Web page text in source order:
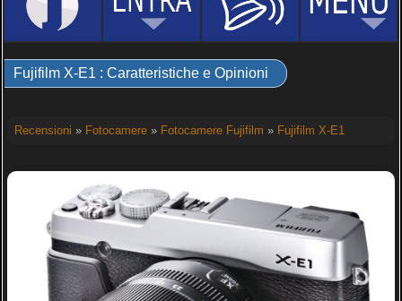
Fujifilm X-E1 : Caratteristiche e Opinioni
Recensioni » Fotocamere» Fotocamere Fujifilm » Fujifilm X-E1